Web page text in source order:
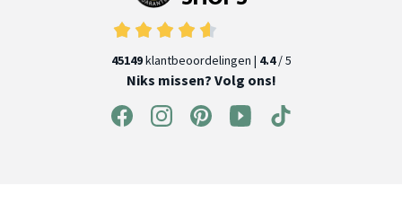
45149klantbeoordelingen | 4.4/ 5
Niks missen? Volg ons!